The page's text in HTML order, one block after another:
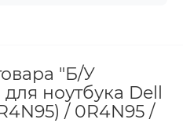
"Б/У
ноутбука Dell
/ 0R4N95 /